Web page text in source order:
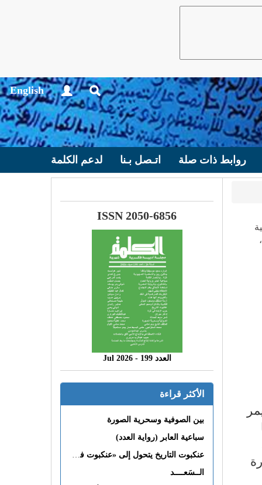
English
روابط ذات صلة اتـصل بـنا لدعم الكلمة
ISSN 2050-6856
العدد 199 - 2026 Jul
الأكثر قراءة
بين الصوفية وسحرية الصورة
سباعية العابر (رواية العدد)
عنكبوت التاريخ يتحول إلى «عنكبوت فى القلب»
الــسَعــــد